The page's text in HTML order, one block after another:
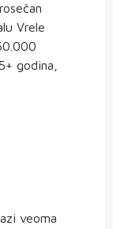
Vrele
godina,
veoma